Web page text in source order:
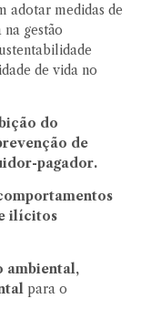
adotar medidas de
gestão
de vida no
do
de
pagador.
ilícitos
ambiental,
para o